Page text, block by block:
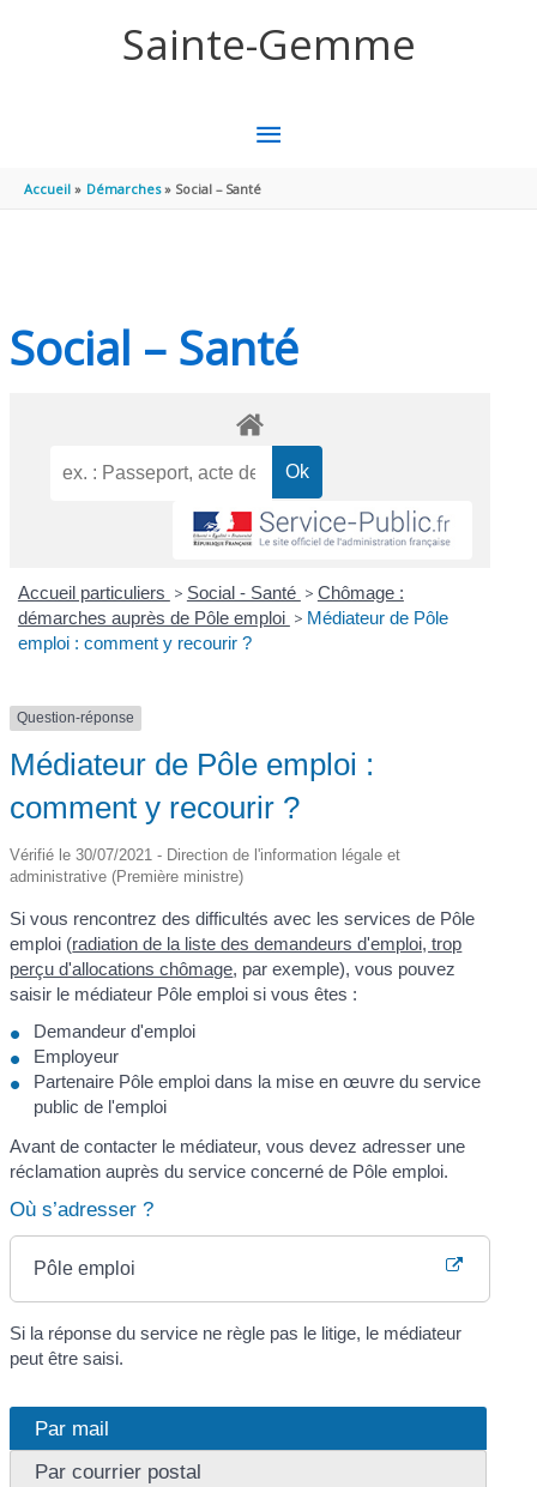
Sainte-Gemme
MENU
PRINCIPAL
Accueil Démarches Social – Santé
Social – Santé
Accueil particuliers > Social - Santé > Chômage :
démarches auprès de Pôle emploi > Médiateur de Pôle
emploi : comment y recourir ?
Question-réponse
Médiateur de Pôle emploi :
comment y recourir ?
Vérifié le 30/07/2021 - Direction de l'information légale et
administrative (Première ministre)
Si vous rencontrez des difficultés avec les services de Pôle
emploi (radiation de la liste des demandeurs d'emploi, trop
perçu d'allocations chômage, par exemple), vous pouvez
saisir le médiateur Pôle emploi si vous êtes :
Demandeur d'emploi
Employeur
Partenaire Pôle emploi dans la mise en œuvre du service
public de l'emploi
Avant de contacter le médiateur, vous devez adresser une
réclamation auprès du service concerné de Pôle emploi.
Où s’adresser ?
Pôle emploi
Si la réponse du service ne règle pas le litige, le médiateur
peut être saisi.
Par mail
Par courrier postal